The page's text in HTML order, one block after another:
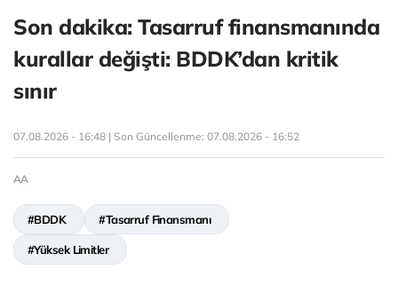
Son dakika: Tasarruf finansmanında
kurallar değişti: BDDK’dan kritik
sınır
07.08.2026 - 16:48 | Son Güncellenme: 07.08.2026 - 16:52
AA
#BDDK #Tasarruf Finansmanı
#Yüksek Limitler